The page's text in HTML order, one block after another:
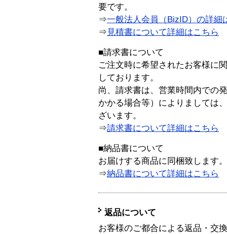
要です。
⇒一般法人会員（BizID）の詳細
⇒ 見積書について詳細はこちら
■請求書について
ご注文時に希望されたお客様に
しております。
尚、請求書は、営業時間内での
かかる場合等）によりましては
ざいます。
⇒請求書について詳細はこちら
■納品書について
お届けする商品に同梱致します。
⇒納品書について詳細はこちら
返品について
お客様のご都合による返品・交